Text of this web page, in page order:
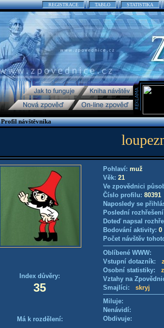
REGISTRACE TABLO STATISTIKA
Profil návštěvníka
Index důvěry:
35
Má k rozdělení:
Pohlaví: muž
Věk: 21
Ve zpovědnici
Číslo profilu: 80391
Naposledy se
Poslední
Doteď napsal
Bodování aktivity: 0
Počet návštěv
Oblíbené WWW:
Vstupní dotazník:
Osobní statistiky:
Vztahy na
Smajlíci: skryj
Miluje:
Nenávidí:
Obdivuje: